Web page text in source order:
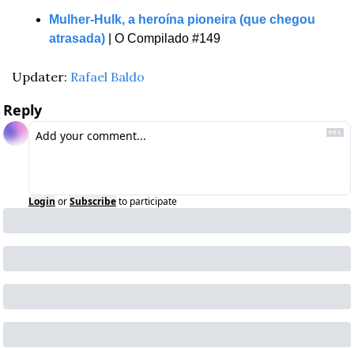
Mulher-Hulk, a heroína pioneira (que chegou
atrasada) | O Compilado #149
Updater: Rafael Baldo
Reply
Login orSubscribeto participate